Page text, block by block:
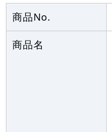
商品No.
商品名